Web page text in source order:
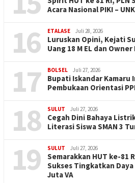
Acara Nasional PIKI –
16 ETALASE Juli 28, 2026
Luruskan Opini, Kejati
Uang 18 M EL dan
17 BOLSEL Juli 27, 2026
Bupati Iskandar Kamaru
Pembukaan Orientasi
18 SULUT Juli 27, 2026
Cegah Dini Bahaya
Literasi Siswa SMAN 3
19 SULUT Juli 27, 2026
Semarakkan HUT ke-81
Sukses Tingkatkan Daya
Juta VA